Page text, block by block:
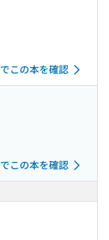
この本を確認
この本を確認